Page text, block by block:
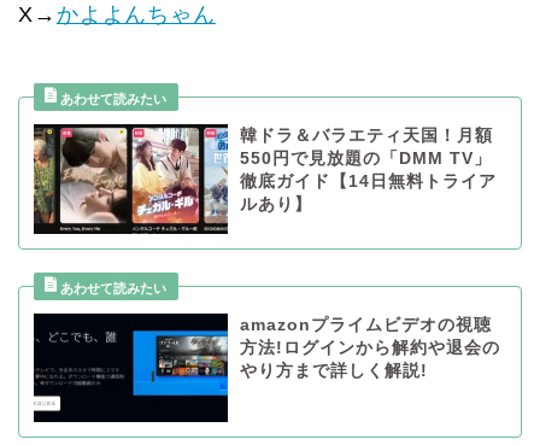
X→ かよよんちゃん
韓ドラ＆バラエティ天国！月額
550円で見放題の「DMM TV」
徹底ガイド【14日無料トライア
ルあり】
amazonプライムビデオの視聴
方法!ログインから解約や退会の
やり方まで詳しく解説!